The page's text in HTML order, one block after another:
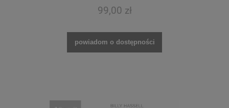
99,00 zł
powiadom o dostępności